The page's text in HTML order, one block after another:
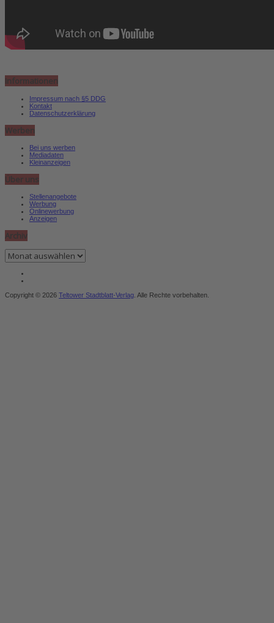
Informationen
Impressum nach §5 DDG
Kontakt
Datenschutzerklärung
Werben
Bei uns werben
Mediadaten
Kleinanzeigen
Über uns
Stellenangebote
Werbung
Onlinewerbung
Anzeigen
Archiv
Archiv
Copyright © 2026 Teltower Stadtblatt-Verlag . Alle Rechte vorbehalten.